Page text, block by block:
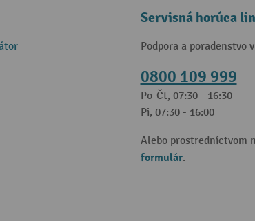
Servisná horúca
Podpora a poradenstvo
0800 109 999
Po-Čt, 07:30 - 16:30
Pi, 07:30 - 16:00
Alebo prostredníctvom
formulár.